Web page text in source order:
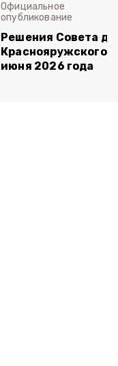
Официальное
опубликование
Решения Совета
Краснояружского
июня 2026 года